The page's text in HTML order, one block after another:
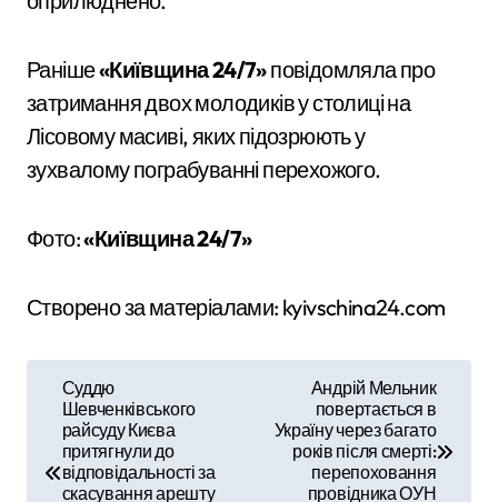
Раніше«Київщина 24/7»повідомляла про
затримання двох молодиків у столиці на
Лісовому масиві, яких підозрюють у
зухвалому пограбуванні перехожого.
Фото:«Київщина 24/7»
Створено за матеріалами: kyivschina24.com
в
Суддю
Шевченківського
райсуду Києва
притягнули до
відповідальності за
скасування арешту
Андрій Мельник
повертається в
Україну через багато
років після смерті:
перепоховання
провідника ОУН